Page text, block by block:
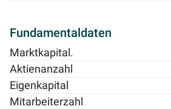
Fundamentaldaten
Marktkapital.
Aktienanzahl
Eigenkapital
Mitarbeiterzahl